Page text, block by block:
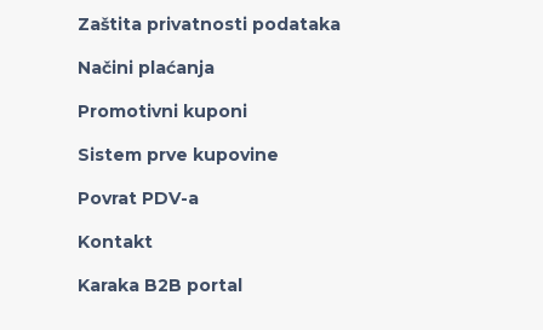
Zaštita privatnosti podataka
Načini plaćanja
Promotivni kuponi
Sistem prve kupovine
Povrat PDV-a
Kontakt
Karaka B2B portal